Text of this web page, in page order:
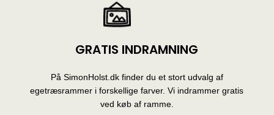
GRATIS INDRAMNING
På SimonHolst.dk finder du et stort udvalg af
egetræsrammer i forskellige farver. Vi indrammer gratis
ved køb af ramme.